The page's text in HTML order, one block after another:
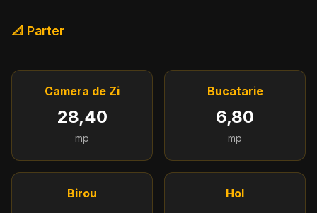
📐 Parter
Camera de Zi
28,40
mp
Bucatarie
6,80
mp
Birou Hol